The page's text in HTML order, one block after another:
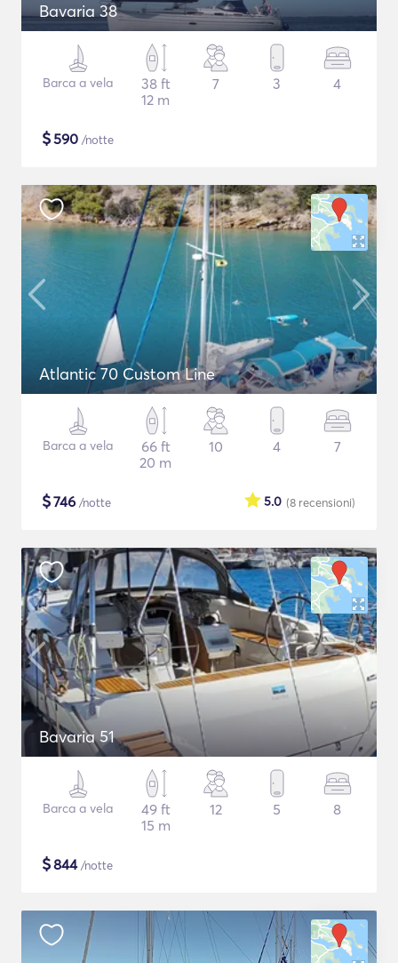
Bavaria 38
Barca a vela
38 ft
12 m
7 3 4
$590 /notte
Atlantic 70 Custom Line
Barca a vela
66 ft
20 m
10 4 7
$746 /notte (8 recensioni)
5.0
Bavaria 51
Barca a vela
49 ft
15 m
12 5 8
$844/notte